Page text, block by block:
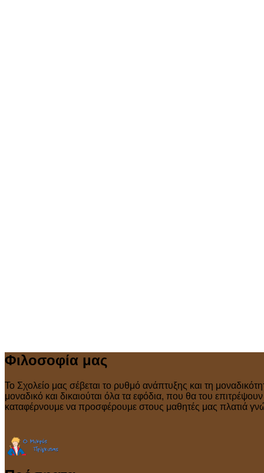
Φιλοσοφία μας
Το Σχολείο μας σέβεται το ρυθμό ανάπτυξης και τη
μοναδικό και δικαιούται όλα τα εφόδια, που θα του
καταφέρνουμε να προσφέρουμε στους μαθητές μας πλατιά